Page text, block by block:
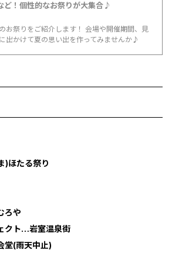
ど！個性的なお祭りが大集合♪
お祭りをご紹介します！ 会場や開催期間、見
出かけて夏の思い出を作ってみませんか♪
)ほたる祭り
ろや
クト…岩室温泉街
堂(雨天中止)